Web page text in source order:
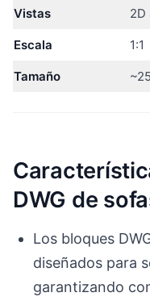
Vistas 2D
Escala 1:1
Tamaño
DWG de
Los bloques
diseñados para
garantizando